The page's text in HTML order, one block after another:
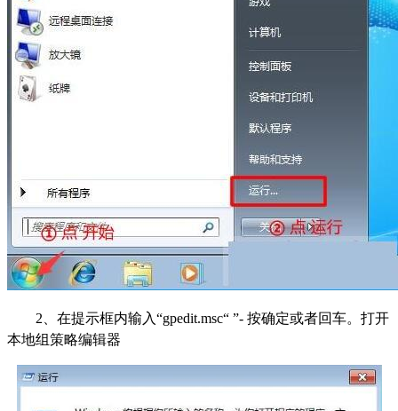
2、在提示框内输入“gpedit.msc“ ”- 按确定或者回车。打开
本地组策略编辑器